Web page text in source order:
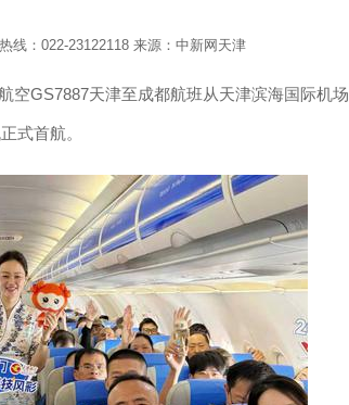
线：022-23122118来源：中新网天津
GS7887天津至成都航班从天津滨海国际机场
式首航。